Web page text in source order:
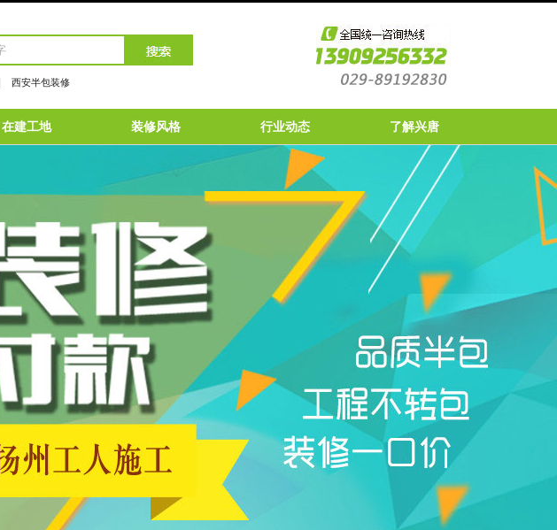
西安半包装修
在建工地 装修风格 行业动态 了解兴唐